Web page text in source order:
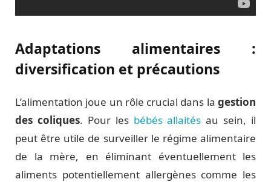
Adaptations alimentaires :
diversification et précautions
L’alimentation joue un rôle crucial dans la gestion
des coliques. Pour les bébés allaités au sein, il
peut être utile de surveiller le régime alimentaire
de la mère, en éliminant éventuellement les
aliments potentiellement allergènes comme les